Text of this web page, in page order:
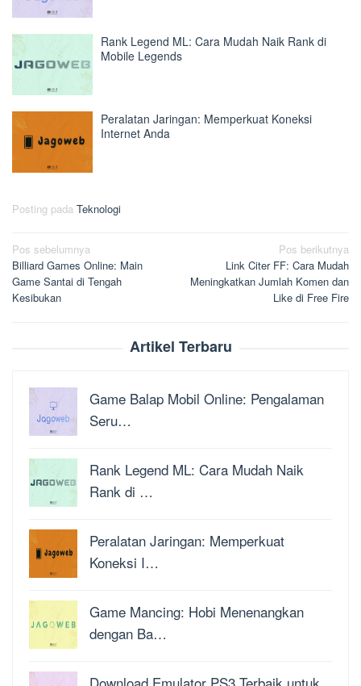
Rank Legend ML: Cara Mudah Naik Rank di
Mobile Legends
Peralatan Jaringan: Memperkuat Koneksi
Internet Anda
Posting pada Teknologi
Navigasi
pos
Pos sebelumnya
Billiard Games Online: Main
Game Santai di Tengah
Kesibukan
Pos berikutnya
Link Citer FF: Cara Mudah
Meningkatkan Jumlah Komen dan
Like di Free Fire
Artikel Terbaru
Game Balap Mobil Online: Pengalaman
Seru…
Rank Legend ML: Cara Mudah Naik
Rank di …
Peralatan Jaringan: Memperkuat
Koneksi I…
Game Mancing: Hobi Menenangkan
dengan Ba…